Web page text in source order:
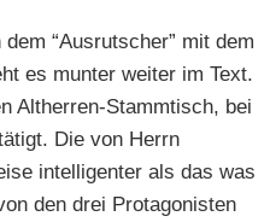
“Ausrutscher” mit dem
es munter weiter im Text.
Altherren-Stammtisch, bei
Die von Herrn
intelligenter als das was
den drei Protagonisten